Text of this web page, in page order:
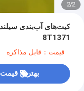
2
/
2
8T1371
قیمت：قابل مذاکره
بهترین قیمت